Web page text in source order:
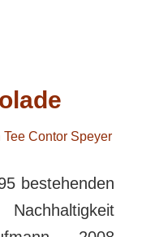
Tee Contor Speyer
bestehenden